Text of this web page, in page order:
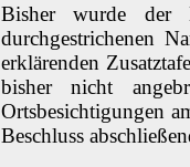
Bisher wurde der
durchgestrichenen
erklärenden
bisher nicht
Ortsbesichtigungen
Beschluss